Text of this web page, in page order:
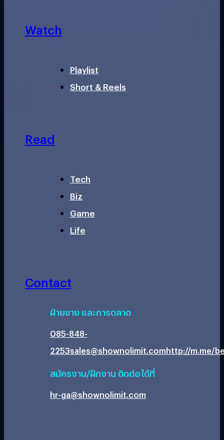
Watch
Playlist
Short & Reels
Read
Tech
Biz
Game
Life
Contact
ฝ่ายขาย และการตลาด
085-848-
2253sales@shownolimit.comhttp://m.me/
สมัครงาน/ฝึกงาน ติดต่อได้ที่
hr-ga@shownolimit.com